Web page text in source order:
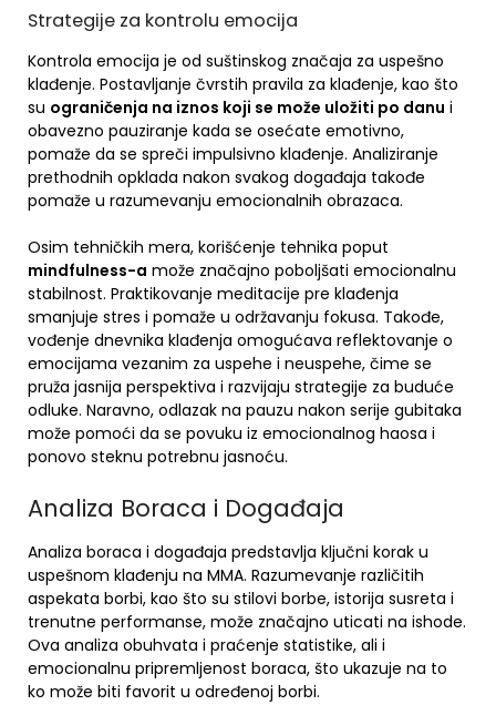
Strategije za kontrolu emocija
Kontrola emocija je od suštinskog značaja za uspešno
klađenje. Postavljanje čvrstih pravila za klađenje, kao što
su ograničenja na iznos koji se može uložiti po danu i
obavezno pauziranje kada se osećate emotivno,
pomaže da se spreči impulsivno klađenje. Analiziranje
prethodnih opklada nakon svakog događaja takođe
pomaže u razumevanju emocionalnih obrazaca.
Osim tehničkih mera, korišćenje tehnika poput
mindfulness-a može značajno poboljšati emocionalnu
stabilnost. Praktikovanje meditacije pre klađenja
smanjuje stres i pomaže u održavanju fokusa. Takođe,
vođenje dnevnika klađenja omogućava reflektovanje o
emocijama vezanim za uspehe i neuspehe, čime se
pruža jasnija perspektiva i razvijaju strategije za buduće
odluke. Naravno, odlazak na pauzu nakon serije gubitaka
može pomoći da se povuku iz emocionalnog haosa i
ponovo steknu potrebnu jasnoću.
Analiza Boraca i Događaja
Analiza boraca i događaja predstavlja ključni korak u
uspešnom klađenju na MMA. Razumevanje različitih
aspekata borbi, kao što su stilovi borbe, istorija susreta i
trenutne performanse, može značajno uticati na ishode.
Ova analiza obuhvata i praćenje statistike, ali i
emocionalnu pripremljenost boraca, što ukazuje na to
ko može biti favorit u određenoj borbi.